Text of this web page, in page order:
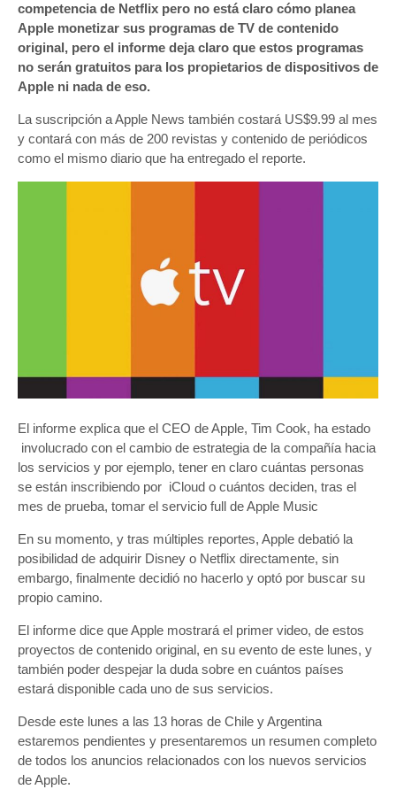
competencia de Netflix pero no está claro cómo planea
Apple monetizar sus programas de TV de contenido
original, pero el informe deja claro que estos programas
no serán gratuitos para los propietarios de dispositivos de
Apple ni nada de eso.
La suscripción a Apple News también costará US$9.99 al mes
y contará con más de 200 revistas y contenido de periódicos
como el mismo diario que ha entregado el reporte.
El informe explica que el CEO de Apple, Tim Cook, ha estado
involucrado con el cambio de estrategia de la compañía hacia
los servicios y por ejemplo, tener en claro cuántas personas
se están inscribiendo por iCloud o cuántos deciden, tras el
mes de prueba, tomar el servicio full de Apple Music
En su momento, y tras múltiples reportes, Apple debatió la
posibilidad de adquirir Disney o Netflix directamente, sin
embargo, finalmente decidió no hacerlo y optó por buscar su
propio camino.
El informe dice que Apple mostrará el primer video, de estos
proyectos de contenido original, en su evento de este lunes, y
también poder despejar la duda sobre en cuántos países
estará disponible cada uno de sus servicios.
Desde este lunes a las 13 horas de Chile y Argentina
estaremos pendientes y presentaremos un resumen completo
de todos los anuncios relacionados con los nuevos servicios
de Apple.